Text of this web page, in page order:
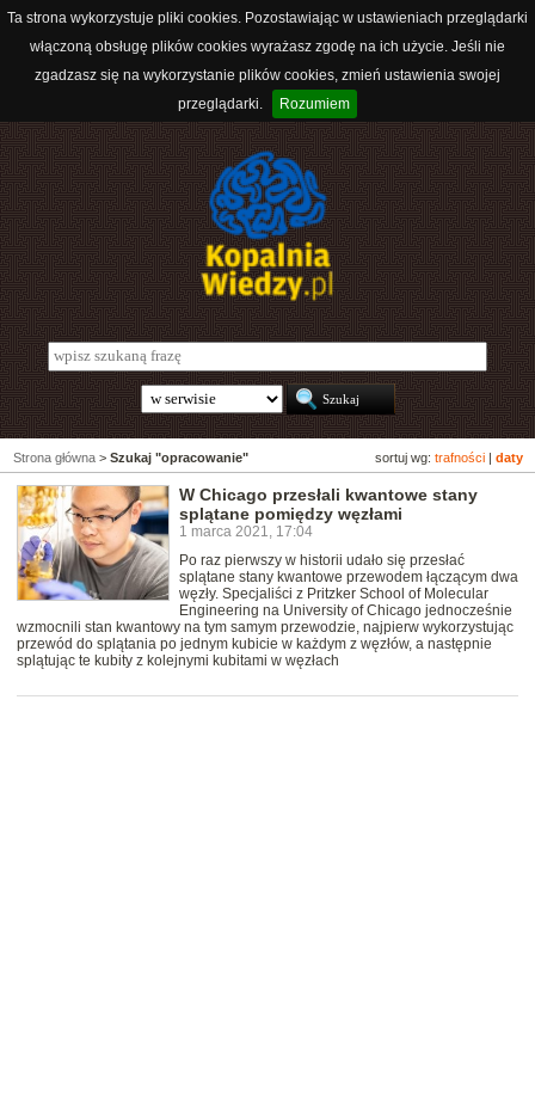
Ta strona wykorzystuje pliki cookies. Pozostawiając w ustawieniach przeglądarki
włączoną obsługę plików cookies wyrażasz zgodę na ich użycie. Jeśli nie
zgadzasz się na wykorzystanie plików cookies, zmień ustawienia swojej
przeglądarki.
Rozumiem
sortuj wg: trafności daty
Strona główna > Szukaj "opracowanie"
W Chicago przesłali kwantowe stany
splątane pomiędzy węzłami
1 marca 2021, 17:04
Po raz pierwszy w historii udało się przesłać
splątane stany kwantowe przewodem łączącym dwa
węzły. Specjaliści z Pritzker School of Molecular
Engineering na University of Chicago jednocześnie
wzmocnili stan kwantowy na tym samym przewodzie, najpierw wykorzystując
przewód do splątania po jednym kubicie w każdym z węzłów, a następnie
splątując te kubity z kolejnymi kubitami w węzłach